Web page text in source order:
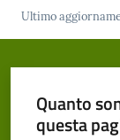
di
Cento
Menu
Ultimo
Quanto
questa